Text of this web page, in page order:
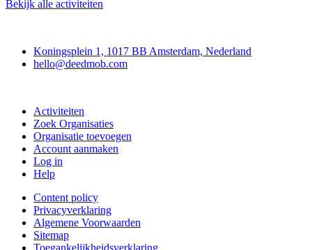
Bekijk alle activiteiten
Koningsplein 1, 1017 BB Amsterdam, Nederland
hello@deedmob.com
Activiteiten
Zoek Organisaties
Organisatie toevoegen
Account aanmaken
Log in
Help
Content policy
Privacyverklaring
Algemene Voorwaarden
Sitemap